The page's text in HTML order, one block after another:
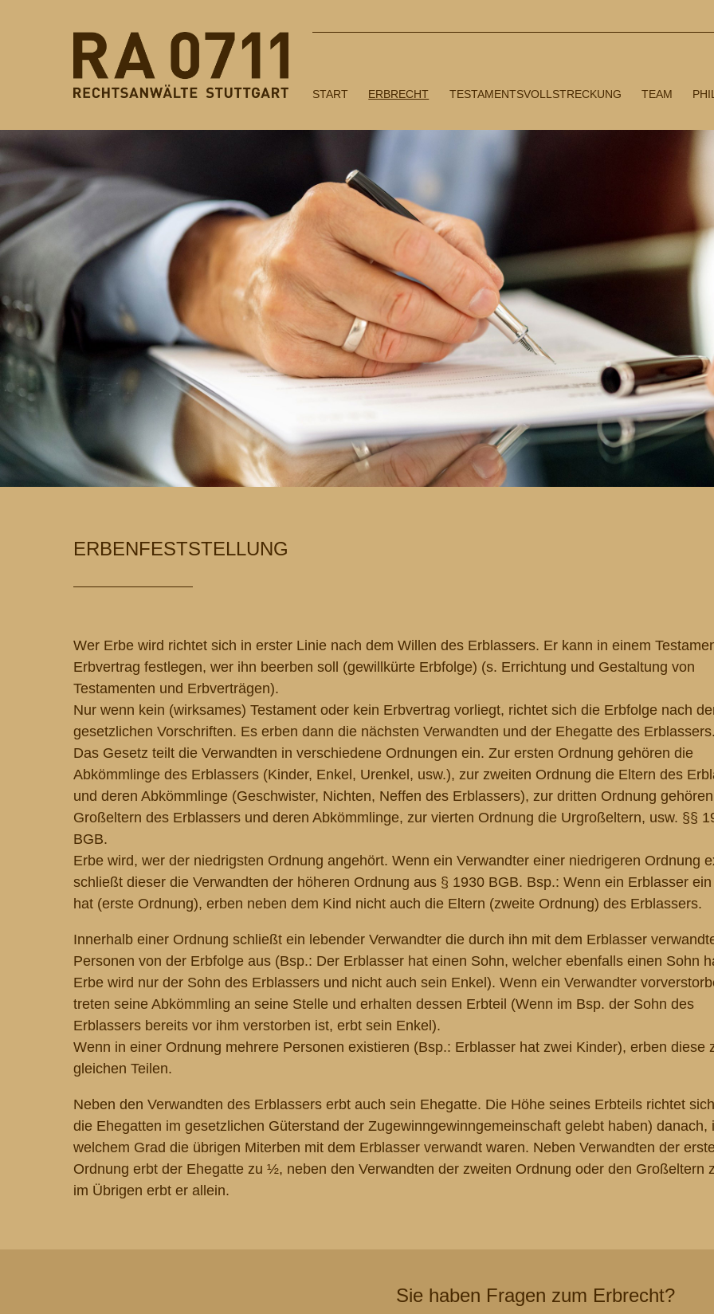
START ERBRECHT TESTAMENTSVOLLSTRECKUNG TEAM
ERBENFESTSTELLUNG
Wer Erbe wird richtet sich in erster Linie nach dem Willen des Erblassers. Er kann in einem
Erbvertrag festlegen, wer ihn beerben soll (gewillkürte Erbfolge) (s. Errichtung und Gestaltung von
Testamenten und Erbverträgen).
Nur wenn kein (wirksames) Testament oder kein Erbvertrag vorliegt, richtet sich die Erbfolge nach
gesetzlichen Vorschriften. Es erben dann die nächsten Verwandten und der Ehegatte des Erblassers.
Das Gesetz teilt die Verwandten in verschiedene Ordnungen ein. Zur ersten Ordnung gehören die
Abkömmlinge des Erblassers (Kinder, Enkel, Urenkel, usw.), zur zweiten Ordnung die Eltern des
und deren Abkömmlinge (Geschwister, Nichten, Neffen des Erblassers), zur dritten Ordnung
Großeltern des Erblassers und deren Abkömmlinge, zur vierten Ordnung die Urgroßeltern, usw. §§
BGB.
Erbe wird, wer der niedrigsten Ordnung angehört. Wenn ein Verwandter einer niedrigeren Ordnung
schließt dieser die Verwandten der höheren Ordnung aus § 1930 BGB. Bsp.: Wenn ein Erblasser ein
hat (erste Ordnung), erben neben dem Kind nicht auch die Eltern (zweite Ordnung) des Erblassers.
Innerhalb einer Ordnung schließt ein lebender Verwandter die durch ihn mit dem Erblasser
Personen von der Erbfolge aus (Bsp.: Der Erblasser hat einen Sohn, welcher ebenfalls einen Sohn
Erbe wird nur der Sohn des Erblassers und nicht auch sein Enkel). Wenn ein Verwandter
treten seine Abkömmling an seine Stelle und erhalten dessen Erbteil (Wenn im Bsp. der Sohn des
Erblassers bereits vor ihm verstorben ist, erbt sein Enkel).
Wenn in einer Ordnung mehrere Personen existieren (Bsp.: Erblasser hat zwei Kinder), erben diese
gleichen Teilen.
Neben den Verwandten des Erblassers erbt auch sein Ehegatte. Die Höhe seines Erbteils richtet
die Ehegatten im gesetzlichen Güterstand der Zugewinngewinngemeinschaft gelebt haben) danach,
welchem Grad die übrigen Miterben mit dem Erblasser verwandt waren. Neben Verwandten der
Ordnung erbt der Ehegatte zu ½, neben den Verwandten der zweiten Ordnung oder den Großeltern
im Übrigen erbt er allein.
Sie haben Fragen zum Erbrecht?